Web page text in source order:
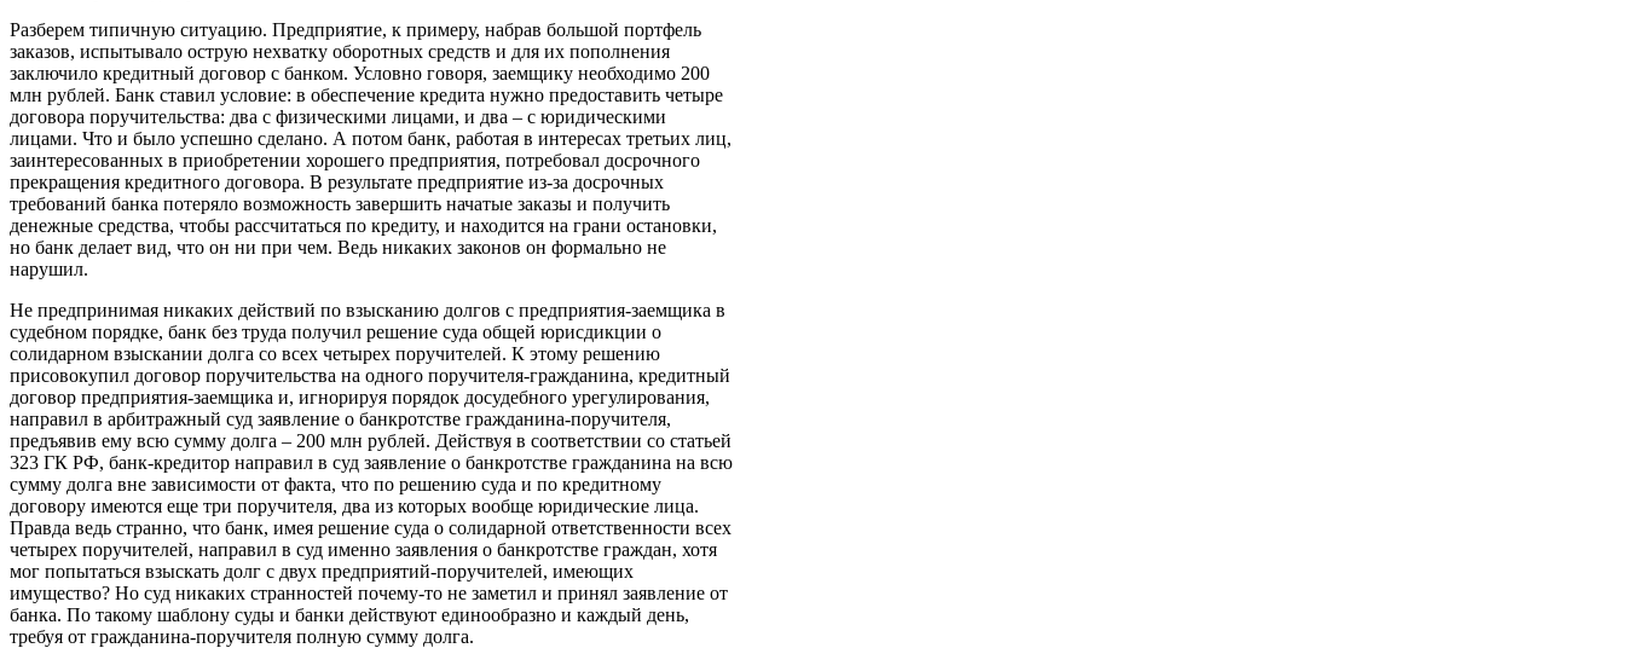
Разберем типичную ситуацию. Предприятие, к примеру, набрав большой портфель
заказов, испытывало острую нехватку оборотных средств и для их пополнения
заключило кредитный договор с банком. Условно говоря, заемщику необходимо 200
млн рублей. Банк ставил условие: в обеспечение кредита нужно предоставить четыре
договора поручительства: два с физическими лицами, и два – с юридическими
лицами. Что и было успешно сделано. А потом банк, работая в интересах третьих лиц,
заинтересованных в приобретении хорошего предприятия, потребовал досрочного
прекращения кредитного договора. В результате предприятие из-за досрочных
требований банка потеряло возможность завершить начатые заказы и получить
денежные средства, чтобы рассчитаться по кредиту, и находится на грани остановки,
но банк делает вид, что он ни при чем. Ведь никаких законов он формально не
нарушил.
Не предпринимая никаких действий по взысканию долгов с предприятия-заемщика в
судебном порядке, банк без труда получил решение суда общей юрисдикции о
солидарном взыскании долга со всех четырех поручителей. К этому решению
присовокупил договор поручительства на одного поручителя-гражданина, кредитный
договор предприятия-заемщика и, игнорируя порядок досудебного урегулирования,
направил в арбитражный суд заявление о банкротстве гражданина-поручителя,
предъявив ему всю сумму долга – 200 млн рублей. Действуя в соответствии со статьей
323 ГК РФ, банк-кредитор направил в суд заявление о банкротстве гражданина на всю
сумму долга вне зависимости от факта, что по решению суда и по кредитному
договору имеются еще три поручителя, два из которых вообще юридические лица.
Правда ведь странно, что банк, имея решение суда о солидарной ответственности всех
четырех поручителей, направил в суд именно заявления о банкротстве граждан, хотя
мог попытаться взыскать долг с двух предприятий-поручителей, имеющих
имущество? Но суд никаких странностей почему-то не заметил и принял заявление от
банка. По такому шаблону суды и банки действуют единообразно и каждый день,
требуя от гражданина-поручителя полную сумму долга.